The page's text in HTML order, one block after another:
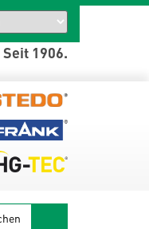
Seit 1906.